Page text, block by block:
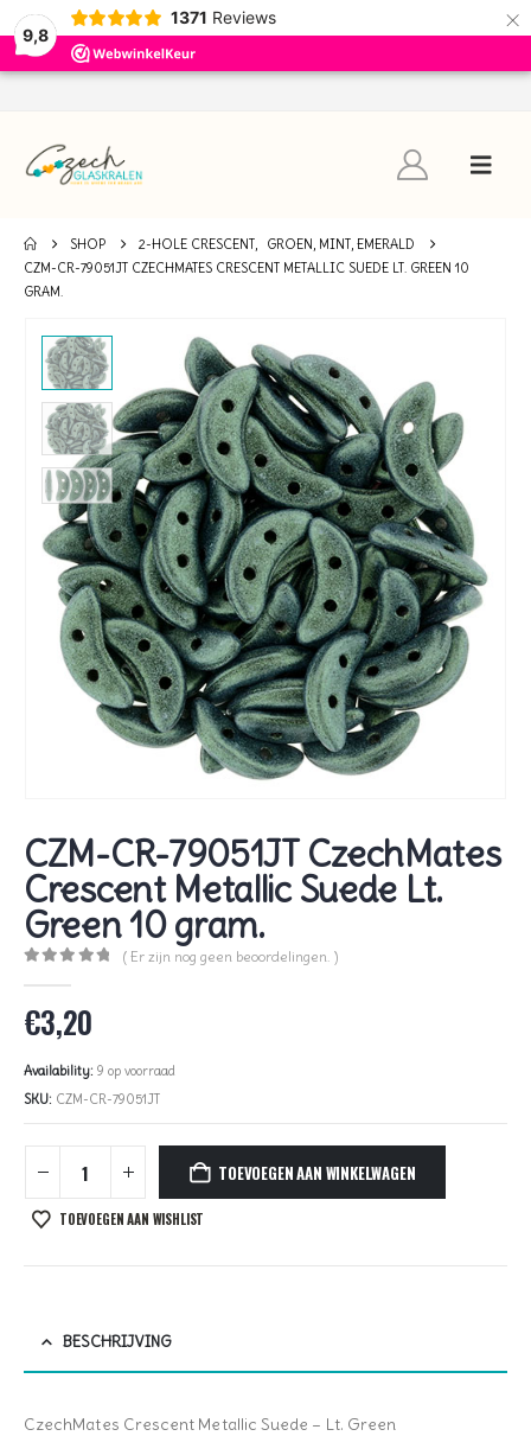
9,8
1371 Reviews ×
SHOP 2-HOLE CRESCENT,
GROEN, MINT, EMERALD
CZM-CR-79051JT CZECHMATES CRESCENT METALLIC SUEDE LT. GREEN 10
GRAM.
CZM-CR-79051JT CzechMates
Crescent Metallic Suede Lt.
Green 10 gram.
( Er zijn nog geen beoordelingen. )
€3,20
Availability: 9 op voorraad
SKU: CZM-CR-79051JT
TOEVOEGEN AAN WINKELWAGEN
TOEVOEGEN AAN WISHLIST
BESCHRIJVING
CzechMates Crescent Metallic Suede – Lt. Green